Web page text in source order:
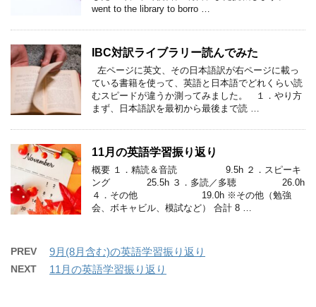
went to the library to borro …
IBC対訳ライブラリー読んでみた
左ページに英文、その日本語訳が右ページに載っ
ている書籍を使って、英語と日本語でどれくらい読
むスピードが違うか測ってみました。 １．やり方
まず、日本語訳を最初から最後まで読 …
11月の英語学習振り返り
概要 １．精読＆音読 9.5h ２．スピーキ
ング 25.5h ３．多読／多聴 26.0h
４．その他 19.0h ※その他（勉強
会、ボキャビル、模試など） 合計 8 …
PREV 9月(8月含む)の英語学習振り返り
NEXT 11月の英語学習振り返り